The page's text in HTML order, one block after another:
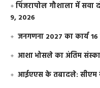
​पिंजरापोल गौशाला में सवा
9, 2026
जनगणना 2027 का कार्य
आशा भोसले का अंतिम
आईएएस के तबादले: सीएम